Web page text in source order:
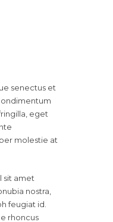
senectus et
eget
molestie at
sit amet
nostra,
feugiat id.
rhoncus